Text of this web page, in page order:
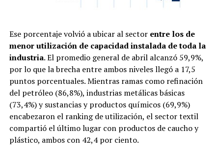
Ese porcentaje volvió a ubicar al sector entre los de
menor utilización de capacidad instalada de toda la
industria. El promedio general de abril alcanzó 59,9%,
por lo que la brecha entre ambos niveles llegó a 17,5
puntos porcentuales. Mientras ramas como refinación
del petróleo (86,8%), industrias metálicas básicas
(73,4%) y sustancias y productos químicos (69,9%)
encabezaron el ranking de utilización, el sector textil
compartió el último lugar con productos de caucho y
plástico, ambos con 42,4 por ciento.